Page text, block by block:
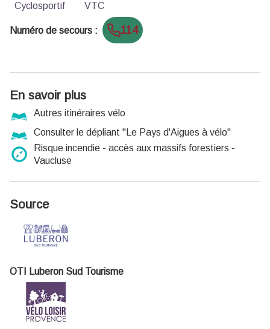
Cyclosportif VTC
Numéro de secours : 114
En savoir plus
Autres itinéraires vélo
Consulter le dépliant "Le Pays d'Aigues à vélo"
Risque incendie - accès aux massifs forestiers -
Vaucluse
Source
OTI Luberon Sud Tourisme